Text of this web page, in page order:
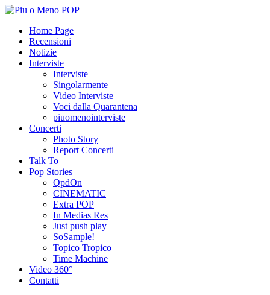
Home Page
Recensioni
Notizie
Interviste
Interviste
Singolarmente
Video Interviste
Voci dalla Quarantena
piuomenointerviste
Concerti
Photo Story
Report Concerti
Talk To
Pop Stories
QpdOn
CINEMATIC
Extra POP
In Medias Res
Just push play
SoSample!
Topico Tropico
Time Machine
Video 360°
Contatti